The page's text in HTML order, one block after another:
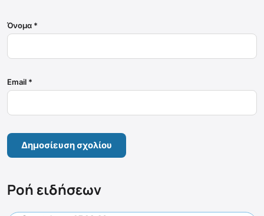
Όνομα *
Email *
Ροή ειδήσεων